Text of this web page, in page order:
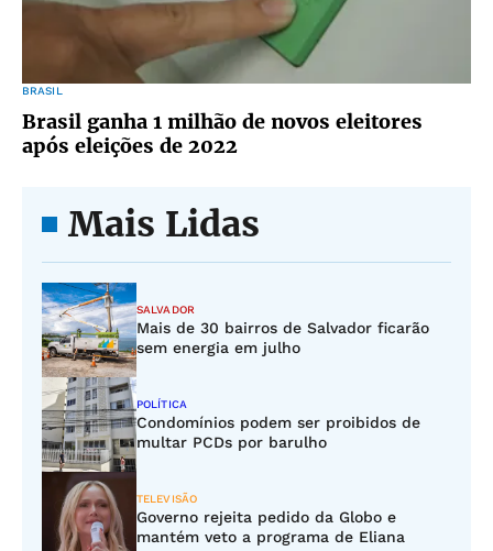
BRASIL
Brasil ganha 1 milhão de novos eleitores
após eleições de 2022
Mais Lidas
SALVADOR
Mais de 30 bairros de Salvador ficarão
sem energia em julho
POLÍTICA
Condomínios podem ser proibidos de
multar PCDs por barulho
TELEVISÃO
Governo rejeita pedido da Globo e
mantém veto a programa de Eliana